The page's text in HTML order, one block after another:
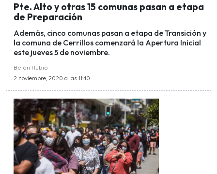
Pte. Alto y otras 15 comunas pasan a etapa
de Preparación
Además, cinco comunas pasan a etapa de Transición y
la comuna de Cerrillos comenzará la Apertura Inicial
este jueves 5 de noviembre.
Belén Rubio
2 noviembre, 2020 a las 11:40